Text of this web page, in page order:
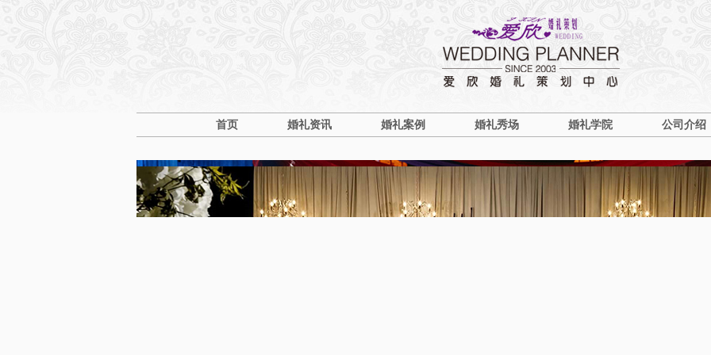
首页 婚礼资讯 婚礼案例 婚礼秀场 婚礼学院 公司介绍